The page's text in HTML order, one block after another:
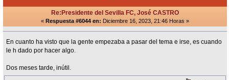
Re:Presidente del Sevilla FC, José CASTRO
« Respuesta #6044 en: Diciembre 16, 2023, 21:46 Horas »
En cuanto ha visto que la gente empezaba a pasar del tema e irse, es cuando
le h dado por hacer algo.
Dos meses tarde, inútil.